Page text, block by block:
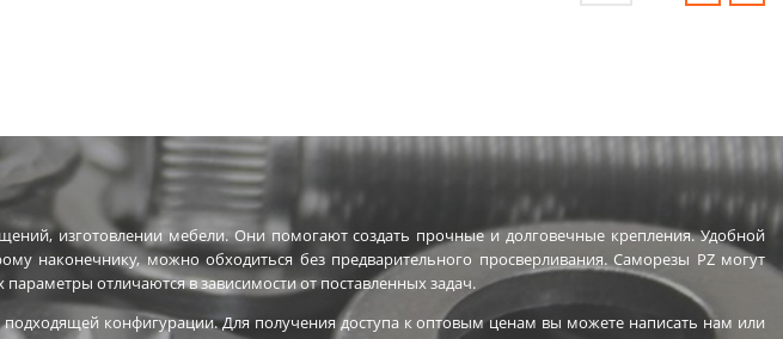
изготовлении мебели. Они помогают создать прочные и долговечные крепления. Удобной
наконечнику, можно обходиться без предварительного просверливания. Саморезы PZ могут
отличаются в зависимости от поставленных задач.
конфигурации. Для получения доступа к оптовым ценам вы можете написать нам или